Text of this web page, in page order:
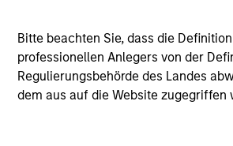
Bitte beachten Sie, dass die
professionellen Anlegers von der
Regulierungsbehörde des Landes
dem aus auf die Website zugegriffen
Rating/40% Drei-Jahres-Rating für
119 Monaten und 50% Zehn-Jahres-
Jahres-Rating/20% Drei-Jahres-Rating
von mindestens 120 Monaten. Zwar
das Zehn-Jahres-Gesamtrating den